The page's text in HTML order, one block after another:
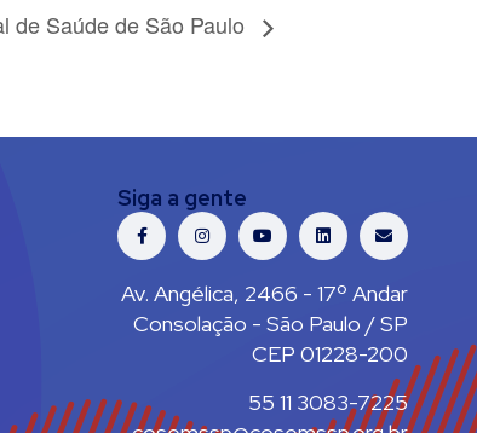
de Saúde de São Paulo
Siga a gente
Av. Angélica, 2466 - 17º Andar
Consolação - São Paulo / SP
CEP 01228-200
55 11 3083-7225